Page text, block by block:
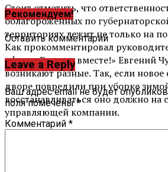
Стоит отметить, что
облагороженных по
территориях лежит не только на
Как прокомментировал
офиса «Решаем вместе!» Евгений
возникают разные. Так, если
дворе повредили при уборке
восстанавливаться оно должно на
управляющей компании.
проверят до 20 мая. Остальные –
Рекомендуем!
Оставить комментарий
Leave a Reply
Ваш адрес email не будет
поля помечены*
Комментарий *